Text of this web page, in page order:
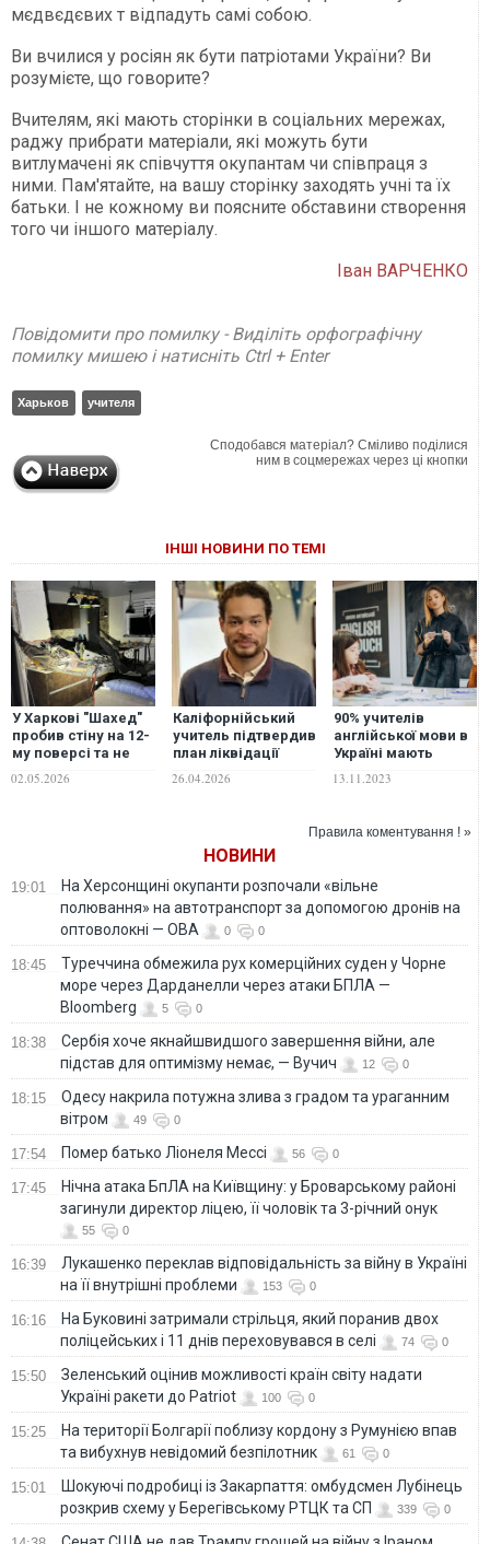
мєдвєдєвих т відпадуть самі собою.
Ви вчилися у росіян як бути патріотами України? Ви
розумієте, що говорите?
Вчителям, які мають сторінки в соціальних мережах,
раджу прибрати матеріали, які можуть бути
витлумачені як співчуття окупантам чи співпраця з
ними. Пам'ятайте, на вашу сторінку заходять учні та їх
батьки. І не кожному ви поясните обставини створення
того чи іншого матеріалу.
Іван ВАРЧЕНКО
Повідомити про помилку - Виділіть орфографічну
помилку мишею і натисніть Ctrl + Enter
Харьков учителя
Сподобався матеріал? Сміливо поділися
ним в соцмережах через ці кнопки
ІНШІ НОВИНИ ПО ТЕМІ
У Харкові "Шахед"
пробив стіну на 12-
му поверсі та не
02.05.2026
Каліфорнійський
учитель підтвердив
план ліквідації
26.04.2026
90% учителів
англійської мови в
Україні мають
дослідження
13.11.2023
Правила коментування ! »
НОВИНИ
19:01
На Херсонщині окупанти розпочали «вільне
полювання» на автотранспорт за допомогою дронів на
оптоволокні — ОВА
0 0
18:45
Туреччина обмежила рух комерційних суден у Чорне
море через Дарданелли через атаки БПЛА —
Bloomberg
5 0
18:38
Сербія хоче якнайшвидшого завершення війни, але
підстав для оптимізму немає, — Вучич
12 0
18:15
Одесу накрила потужна злива з градом та ураганним
вітром
49 0
17:54 Помер батько Ліонеля Мессі 56 0
17:45
Нічна атака БпЛА на Київщину: у Броварському районі
загинули директор ліцею, її чоловік та 3-річний онук
55 0
16:39
Лукашенко переклав відповідальність за війну в Україні
на її внутрішні проблеми
153 0
16:16
На Буковині затримали стрільця, який поранив двох
поліцейських і 11 днів переховувався в селі
74 0
15:50
Зеленський оцінив можливості країн світу надати
Україні ракети до Patriot
100 0
15:25
На території Болгарії поблизу кордону з Румунією впав
та вибухнув невідомий безпілотник
61 0
15:01
Шокуючі подробиці із Закарпаття: омбудсмен Лубінець
розкрив схему у Берегівському РТЦК та СП
339 0